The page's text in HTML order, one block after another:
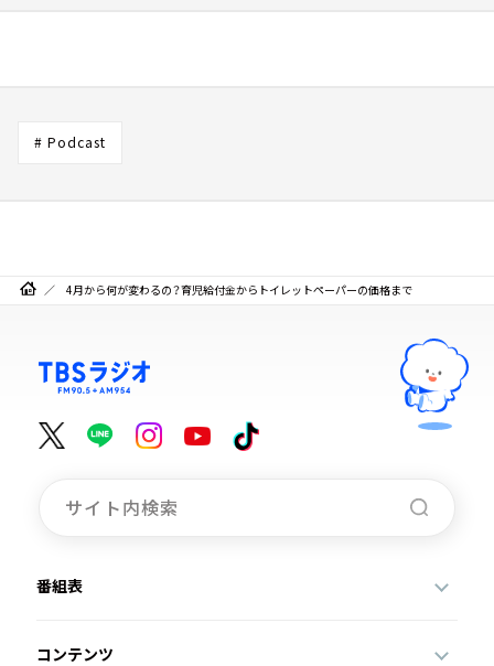
# Podcast
4月から何が変わるの？育児給付金からトイレットペーパーの価格まで
番組表
コンテンツ